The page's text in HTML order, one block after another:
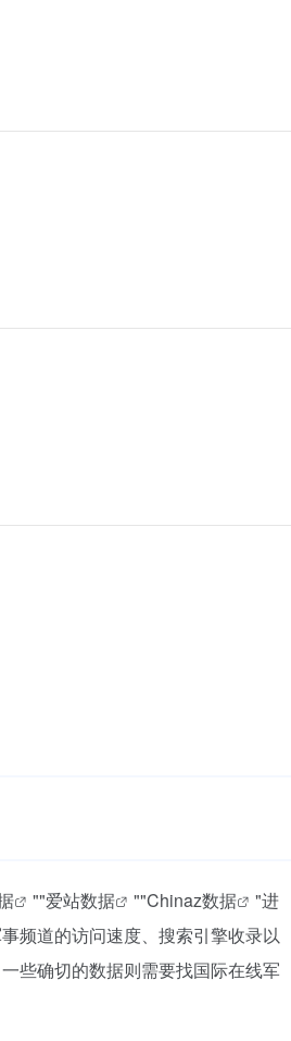
""爱站数据 ""Chinaz数据
"进
频道的访问速度、搜索引擎收录以
些确切的数据则需要找国际在线军